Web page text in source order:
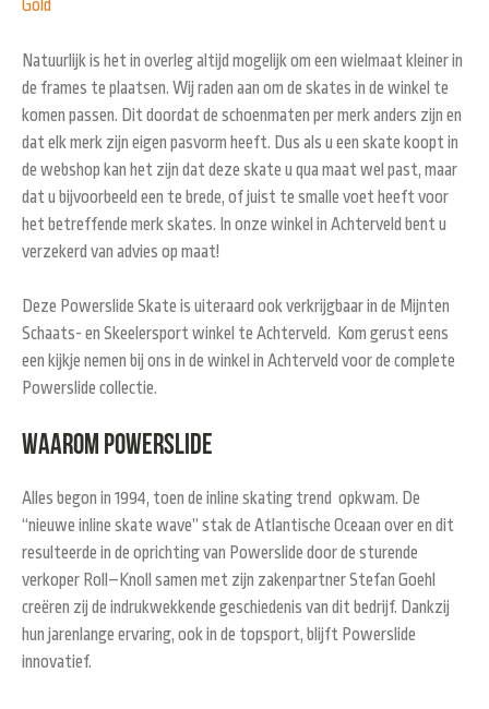
Gold
Natuurlijk is het in overleg altijd mogelijk om een wielmaat kleiner in
de frames te plaatsen. Wij raden aan om de skates in de winkel te
komen passen. Dit doordat de schoenmaten per merk anders zijn en
dat elk merk zijn eigen pasvorm heeft. Dus als u een skate koopt in
de webshop kan het zijn dat deze skate u qua maat wel past, maar
dat u bijvoorbeeld een te brede, of juist te smalle voet heeft voor
het betreffende merk skates. In onze winkel in Achterveld bent u
verzekerd van advies op maat!
Deze Powerslide Skate is uiteraard ook verkrijgbaar in de Mijnten
Schaats- en Skeelersport winkel te Achterveld. Kom gerust eens
een kijkje nemen bij ons in de winkel in Achterveld voor de complete
Powerslide collectie.
Waarom Powerslide
Alles begon in 1994, toen de inline skating trend opkwam. De
“nieuwe inline skate wave” stak de Atlantische Oceaan over en dit
resulteerde in de oprichting van Powerslide door de sturende
verkoper Roll–Knoll samen met zijn zakenpartner Stefan Goehl
creëren zij de indrukwekkende geschiedenis van dit bedrijf. Dankzij
hun jarenlange ervaring, ook in de topsport, blijft Powerslide
innovatief.